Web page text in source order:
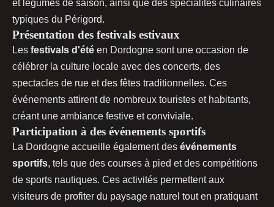
et légumes de saison, ainsi que des spécialités culinaires
typiques du Périgord.
Présentation des festivals estivaux
Les festivals d'été en Dordogne sont une occasion de
célébrer la culture locale avec des concerts, des
spectacles de rue et des fêtes traditionnelles. Ces
événements attirent de nombreux touristes et habitants,
créant une ambiance festive et conviviale.
Participation à des événements sportifs
La Dordogne accueille également des événements
sportifs, tels que des courses à pied et des compétitions
de sports nautiques. Ces activités permettent aux
visiteurs de profiter du paysage naturel tout en pratiquant